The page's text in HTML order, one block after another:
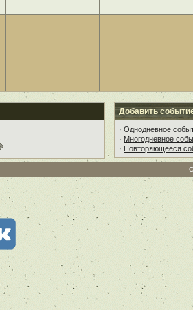
Добавить
·Однодневное
· Многодневное
· Повторяющееся